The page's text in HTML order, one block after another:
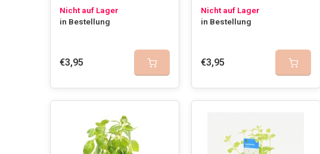
Nicht auf Lager
in Bestellung
€3,95
Nicht auf Lager
in Bestellung
€3,95